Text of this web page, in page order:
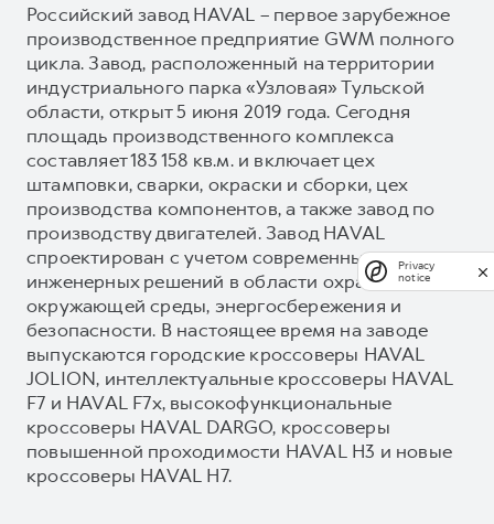
Российский завод HAVAL – первое зарубежное
производственное предприятие GWM полного
цикла. Завод, расположенный на территории
индустриального парка «Узловая» Тульской
области, открыт 5 июня 2019 года. Сегодня
площадь производственного комплекса
составляет 183 158 кв.м. и включает цех
штамповки, сварки, окраски и сборки, цех
производства компонентов, а также завод по
производству двигателей. Завод HAVAL
спроектирован с учетом современных
инженерных решений в области охраны
окружающей среды, энергосбережения и
безопасности. В настоящее время на заводе
выпускаются городские кроссоверы HAVAL
JOLION, интеллектуальные кроссоверы HAVAL
F7 и HAVAL F7x, высокофункциональные
кроссоверы HAVAL DARGO, кроссоверы
повышенной проходимости HAVAL H3 и новые
кроссоверы HAVAL H7.
Privacy
notice